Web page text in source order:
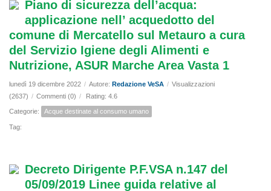
Piano di sicurezza dell’acqua:
applicazione nell’ acquedotto del
comune di Mercatello sul Metauro a cura
del Servizio Igiene degli Alimenti e
Nutrizione, ASUR Marche Area Vasta 1
lunedì 19 dicembre 2022 / Autore: Redazione VeSA / Visualizzazioni
(2637) / Commenti (0) / Rating: 4.6
Categorie: Acque destinate al consumo umano
Tag:
Decreto Dirigente P.F.VSA n.147 del
05/09/2019 Linee guida relative al